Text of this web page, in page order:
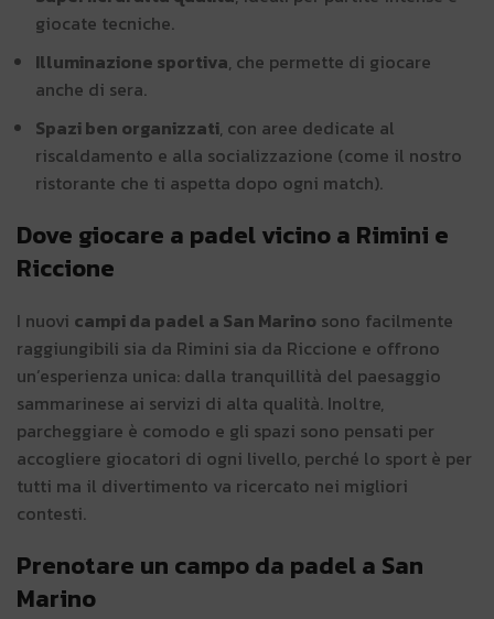
giocate tecniche.
Illuminazione sportiva, che permette di giocare
anche di sera.
Spazi ben organizzati, con aree dedicate al
riscaldamento e alla socializzazione (come il nostro
ristorante che ti aspetta dopo ogni match).
Dove giocare a padel vicino a Rimini e
Riccione
I nuovi campi da padel a San Marino sono facilmente
raggiungibili sia da Rimini sia da Riccione e offrono
un’esperienza unica: dalla tranquillità del paesaggio
sammarinese ai servizi di alta qualità. Inoltre,
parcheggiare è comodo e gli spazi sono pensati per
accogliere giocatori di ogni livello, perché lo sport è per
tutti ma il divertimento va ricercato nei migliori
contesti.
Prenotare un campo da padel a San
Marino